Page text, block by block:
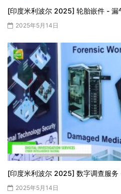
[印度米利波尔 2025] 轮胎嵌件 - 漏
2025年5月14日
[印度米利波尔 2025] 数字调查服务
2025年5月14日